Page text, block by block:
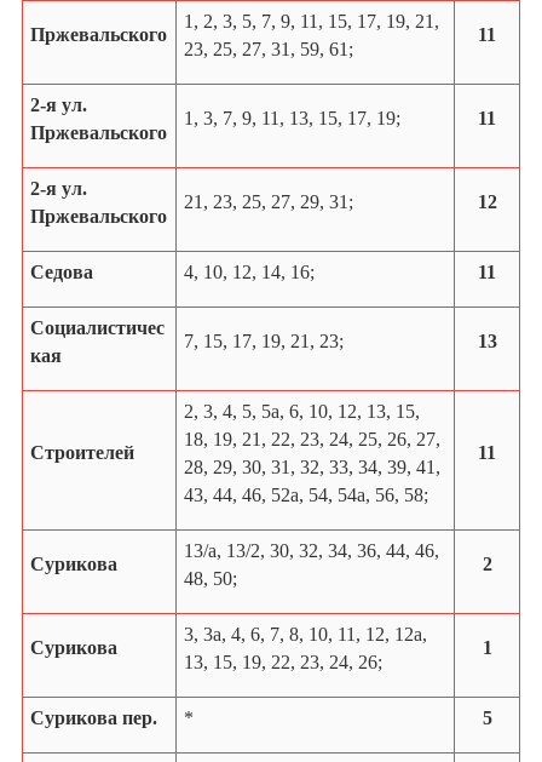
Пржевальского
1, 2, 3, 5, 7, 9, 11, 15, 17, 19, 21,
23, 25, 27, 31, 59, 61;
11
2-я ул.
Пржевальского
1, 3, 7, 9, 11, 13, 15, 17, 19; 11
2-я ул.
Пржевальского
21, 23, 25, 27, 29, 31; 12
Седова 4, 10, 12, 14, 16; 11
Социалистичес
кая
7, 15, 17, 19, 21, 23; 13
Строителей
2, 3, 4, 5, 5а, 6, 10, 12, 13, 15,
18, 19, 21, 22, 23, 24, 25, 26, 27,
28, 29, 30, 31, 32, 33, 34, 39, 41,
43, 44, 46, 52а, 54, 54а, 56, 58;
11
Сурикова
13/а, 13/2, 30, 32, 34, 36, 44, 46,
48, 50;
2
Сурикова
3, 3а, 4, 6, 7, 8, 10, 11, 12, 12а,
13, 15, 19, 22, 23, 24, 26;
1
Сурикова пер. * 5